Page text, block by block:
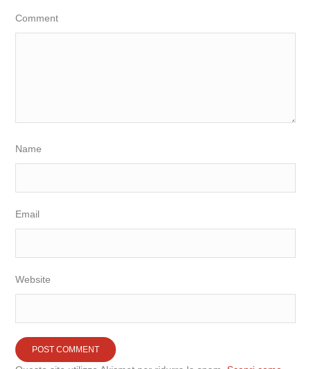
Comment
Name
Email
Website